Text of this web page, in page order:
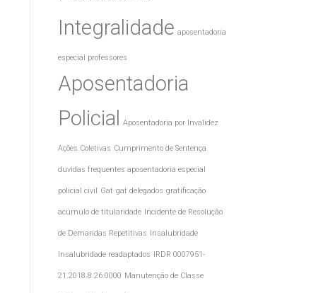
Integralidade aposentadoria
especial professores
Aposentadoria
Policial
Aposentadoria por Invalidez
Ações Coletivas Cumprimento de Sentença
duvidas frequentes aposentadoria especial
policial civil Gat gat delegados gratificação
acúmulo de titularidade Incidente de Resolução
de Demandas Repetitivas Insalubridade
Insalubridade readaptados IRDR 0007951-
21.2018.8.26.0000 Manutenção de Classe